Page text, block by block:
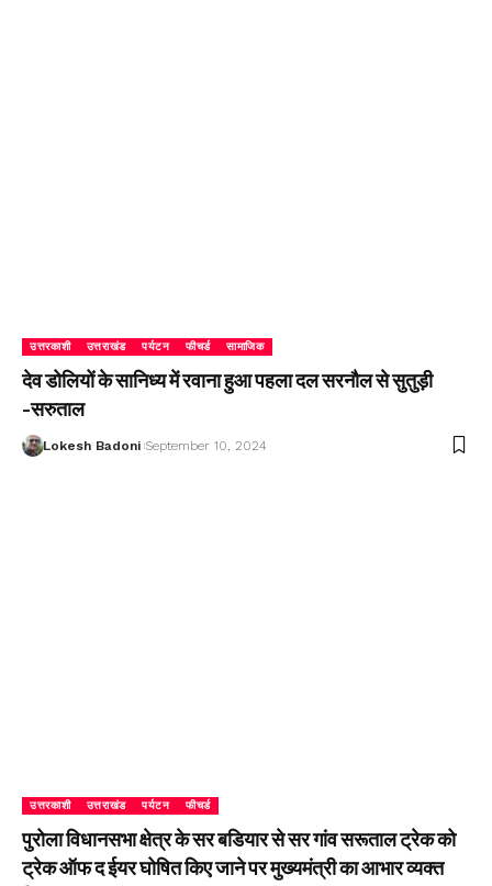
उत्तरकाशी उत्तराखंड पर्यटन फीचर्ड सामाजिक
देव डोलियों के सानिध्य में रवाना हुआ पहला दल सरनौल से सुतुड़ी
-सरुताल
Lokesh Badoni September 10, 2024
उत्तरकाशी उत्तराखंड पर्यटन फीचर्ड
पुरोला विधानसभा क्षेत्र के सर बडियार से सर गांव सरूताल ट्रेक को
ट्रेक ऑफ द ईयर घोषित किए जाने पर मुख्यमंत्री का आभार व्यक्त